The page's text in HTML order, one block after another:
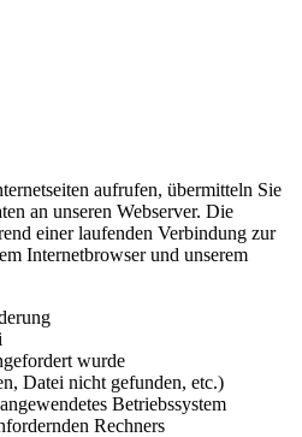
aufrufen, übermitteln Sie
an unseren Webserver. Die
einer laufenden Verbindung zur
Internetbrowser und unserem
wurde
Datei nicht gefunden, etc.)
Betriebssystem
Rechners